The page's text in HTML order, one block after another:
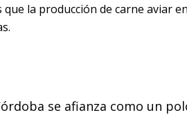
la producción de carne aviar en
se afianza como un